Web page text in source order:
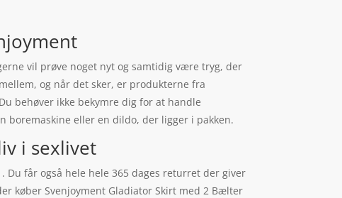
vil prøve noget nyt og samtidig være tryg, der
og når det sker, er produkterne fra
behøver ikke bekymre dig for at handle
boremaskine eller en dildo, der ligger i pakken.
i sexlivet
får også hele hele 365 dages returret der giver
køber Svenjoyment Gladiator Skirt med 2 Bælter